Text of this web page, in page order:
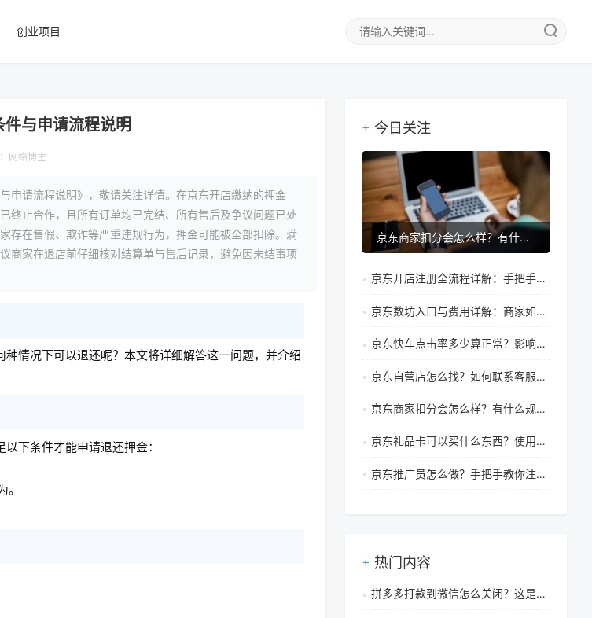
创业项目
与申请流程说明
网络博主
申请流程说明》，敬请关注详情。在京东开店缴纳的押金
终止合作，且所有订单均已完结、所有售后及争议问题已处
存在售假、欺诈等严重违规行为，押金可能被全部扣除。满
商家在退店前仔细核对结算单与售后记录，避免因未结事项
情况下可以退还呢？本文将详细解答这一问题，并介绍
下条件才能申请退还押金：
今日关注
京东商家扣分会怎么样？有什么规则？
京东开店注册全流程详解：手把手教你从零到一入驻京东平台
京东数坊入口与费用详解：商家如何获取京东大数据分析平台
京东快车点击率多少算正常？影响因素与优化策略解析
京东自营店怎么找？如何联系客服？一文教你快速定位与咨询
京东商家扣分会怎么样？有什么规则？
京东礼品卡可以买什么东西？使用步骤是什么？
京东推广员怎么做？手把手教你注册、选品与高效推广赚佣金
热门内容
拼多多打款到微信怎么关闭？这是真的吗？